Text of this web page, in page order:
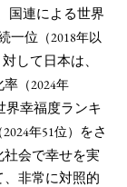
国連による世界
一位 （2018年以
して日本は、
率 （2024年
界幸福度ランキ
（2024年51位）
をさ
社会で幸せを実
非常に対照的